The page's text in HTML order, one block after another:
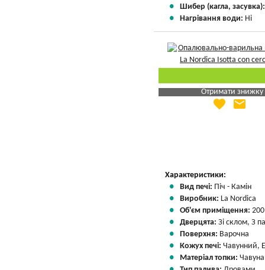
Шибер (кагла,
Нагрівання води: Ні
Отримати знижку
Яка Ваша ціна
favorite email
Характеристики:
Вид печі: Піч - Камін
Виробник: La Nordica
Об'єм приміщення:
Дверцята: Зі склом, З
Поверхня: Варочна
Кожух печі: Чавунний,
Матеріал топки: Чавуна